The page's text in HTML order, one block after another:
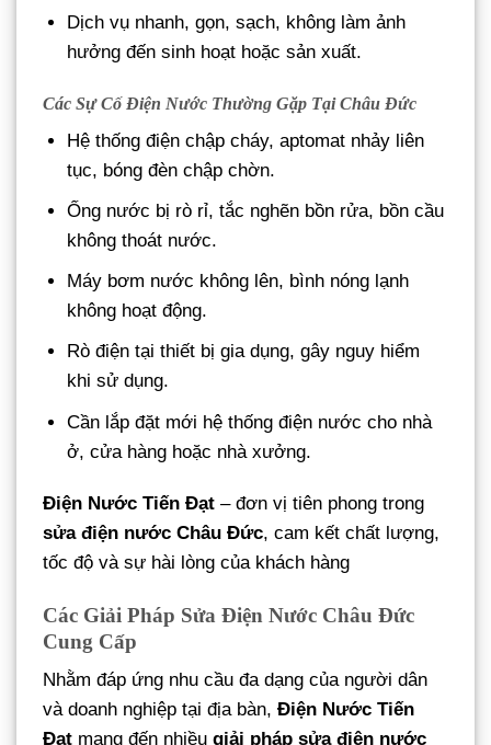
Dịch vụ nhanh, gọn, sạch, không làm ảnh
hưởng đến sinh hoạt hoặc sản xuất.
Các Sự Cố Điện Nước Thường Gặp Tại Châu Đức
Hệ thống điện chập cháy, aptomat nhảy liên
tục, bóng đèn chập chờn.
Ống nước bị rò rỉ, tắc nghẽn bồn rửa, bồn cầu
không thoát nước.
Máy bơm nước không lên, bình nóng lạnh
không hoạt động.
Rò điện tại thiết bị gia dụng, gây nguy hiểm
khi sử dụng.
Cần lắp đặt mới hệ thống điện nước cho nhà
ở, cửa hàng hoặc nhà xưởng.
Điện Nước Tiến Đạt – đơn vị tiên phong trong
sửa điện nước Châu Đức, cam kết chất lượng,
tốc độ và sự hài lòng của khách hàng
Các Giải Pháp Sửa Điện Nước Châu Đức
Cung Cấp
Nhằm đáp ứng nhu cầu đa dạng của người dân
và doanh nghiệp tại địa bàn, Điện Nước Tiến
Đạt mang đến nhiều giải pháp sửa điện nước